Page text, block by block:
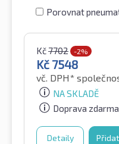
Porovnat
Kč7702 -2%
Kč 7548
vč. DPH*
NA SKLADĚ
Doprava zdarma
Detaily